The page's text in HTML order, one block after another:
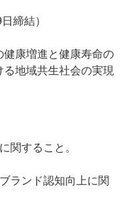
締結）
康増進と健康寿命の
地域共生社会の実現
すること。
ンド認知向上に関